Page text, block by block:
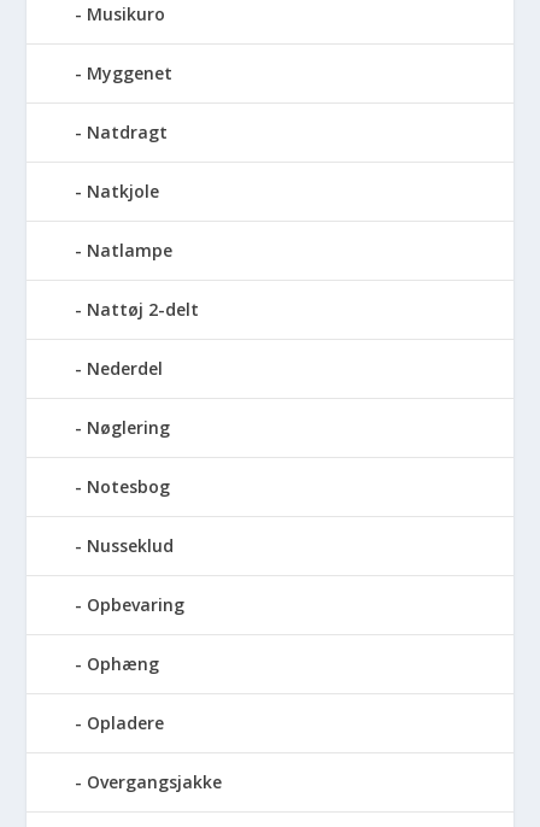
Musikuro
Myggenet
Natdragt
Natkjole
Natlampe
Nattøj 2-delt
Nederdel
Nøglering
Notesbog
Nusseklud
Opbevaring
Ophæng
Opladere
Overgangsjakke